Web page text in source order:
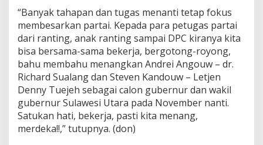
“Banyak tahapan dan tugas menanti tetap fokus
membesarkan partai. Kepada para petugas partai
dari ranting, anak ranting sampai DPC kiranya kita
bisa bersama-sama bekerja, bergotong-royong,
bahu membahu menangkan Andrei Angouw – dr.
Richard Sualang dan Steven Kandouw – Letjen
Denny Tuejeh sebagai calon gubernur dan wakil
gubernur Sulawesi Utara pada November nanti.
Satukan hati, bekerja, pasti kita menang,
merdeka!!,” tutupnya. (don)